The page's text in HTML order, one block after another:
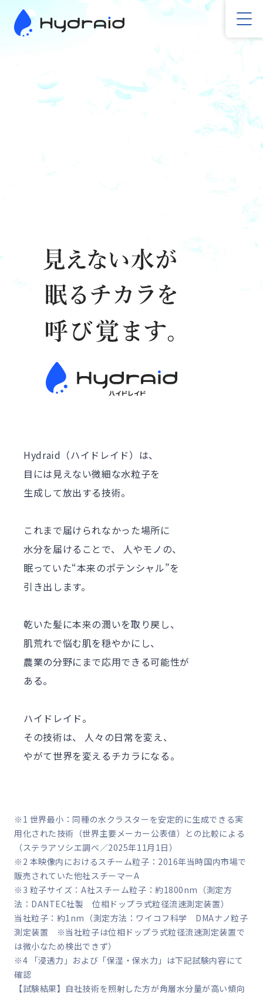
Hydraid（ハイドレイド）は、
目には見えない微細な水粒子を
生成して放出する技術。
これまで届けられなかった場所に
水分を届けることで、
人やモノの、
眠っていた“本来のポテンシャル”を
引き出します。
乾いた髪に本来の潤いを取り戻し、
肌荒れで悩む肌を穏やかにし、
農業の分野にまで応用できる可能性が
ある。
ハイドレイド。
その技術は、
人々の日常を変え、
やがて世界を変えるチカラになる。
※1 世界最小：同種の水クラスターを安定的に生成できる実
用化された技術（世界主要メーカー公表値）との比較による
（ステラアソシエ調べ／2025年11月1日）
※2 本映像内におけるスチーム粒子：2016年当時国内市場で
販売されていた他社スチーマーA
※3 粒子サイズ：A社スチーム粒子：約1800nm（測定方
法：DANTEC社製 位相ドップラ式粒径流速測定装置）
当社粒子：約1nm（測定方法：ワイコフ科学 DMAナノ粒子
測定装置 ※当社粒子は位相ドップラ式粒径流速測定装置で
は微小なため検出できず）
※4 「浸透力」および「保湿・保水力」は下記試験内容にて
確認
【試験結果】自社技術を照射した方が角層水分量が高い傾向